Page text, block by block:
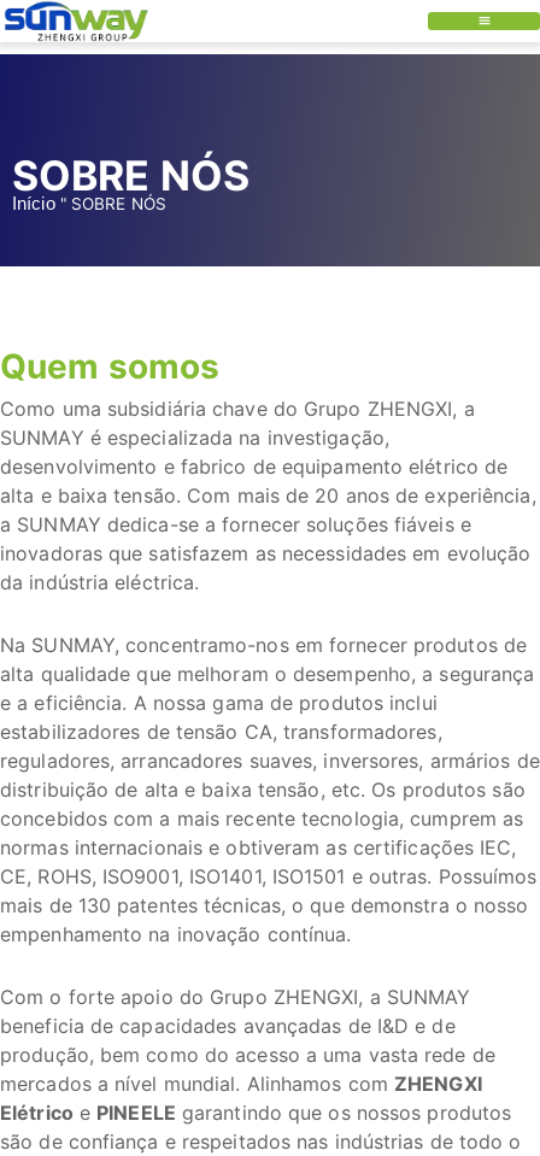
SOBRE NÓS
Início" SOBRE NÓS
Quem somos
Como uma subsidiária chave do Grupo ZHENGXI, a
SUNMAY é especializada na investigação,
desenvolvimento e fabrico de equipamento elétrico de
alta e baixa tensão. Com mais de 20 anos de experiência,
a SUNMAY dedica-se a fornecer soluções fiáveis e
inovadoras que satisfazem as necessidades em evolução
da indústria eléctrica.
Na SUNMAY, concentramo-nos em fornecer produtos de
alta qualidade que melhoram o desempenho, a segurança
e a eficiência. A nossa gama de produtos inclui
estabilizadores de tensão CA, transformadores,
reguladores, arrancadores suaves, inversores, armários de
distribuição de alta e baixa tensão, etc. Os produtos são
concebidos com a mais recente tecnologia, cumprem as
normas internacionais e obtiveram as certificações IEC,
CE, ROHS, ISO9001, ISO1401, ISO1501 e outras. Possuímos
mais de 130 patentes técnicas, o que demonstra o nosso
empenhamento na inovação contínua.
Com o forte apoio do Grupo ZHENGXI, a SUNMAY
beneficia de capacidades avançadas de I&D e de
produção, bem como do acesso a uma vasta rede de
mercados a nível mundial. Alinhamos com ZHENGXI
Elétrico e PINEELE garantindo que os nossos produtos
são de confiança e respeitados nas indústrias de todo o